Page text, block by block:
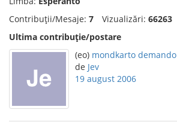
Contribuții/Mesaje: 7 Vizualizări: 66263
Ultima contribuție/postare
(eo) mondkarto demando
de Jev
19 august 2006